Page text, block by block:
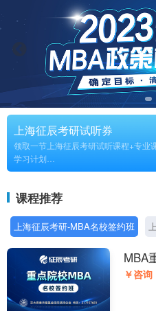
上海征辰考研试听券
领取一节上海征辰考研试听课程+专业
学习计划
长期
课程推荐
上海征辰考研-MBA名校签约班
MBA
￥咨询